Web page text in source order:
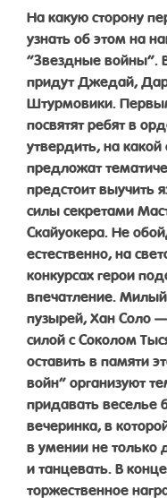
На какую сторону
узнать об этом на
“Звездные войны”.
придут Джедай,
Штурмовики.
посвятят ребят в
утвердить, на
предложат
предстоит выучить
силы секретами
Скайуокера. Не
естественно, на
конкурсах герои
впечатление.
пузырей, Хан Соло
силой с Соколом
оставить в памяти
войн” организуют
придавать
вечеринка, в
в умении не только
и танцевать. В
торжественное